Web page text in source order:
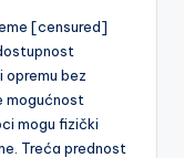
[censured]
opremu bez
mogućnost
mogu fizički
Treća prednost